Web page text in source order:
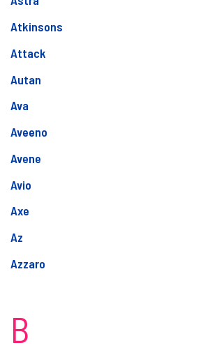
Atkinsons
Attack
Autan
Ava
Aveeno
Avene
Avio
Axe
Az
Azzaro
B